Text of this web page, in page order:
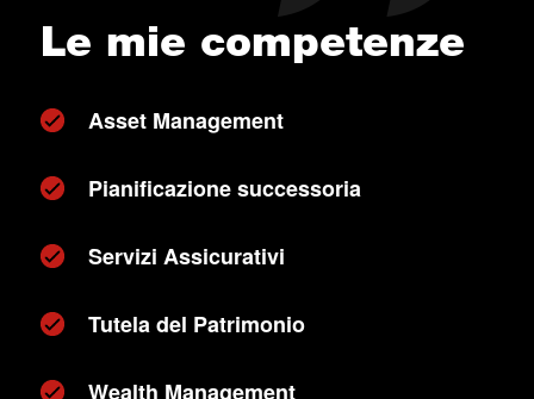
Le mie competenze
Asset Management
Pianificazione successoria
Servizi Assicurativi
Tutela del Patrimonio
Wealth Management